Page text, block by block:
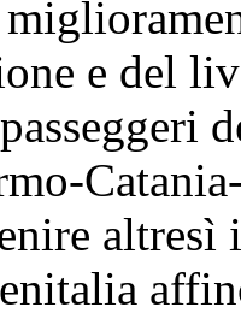
e del
altresì in